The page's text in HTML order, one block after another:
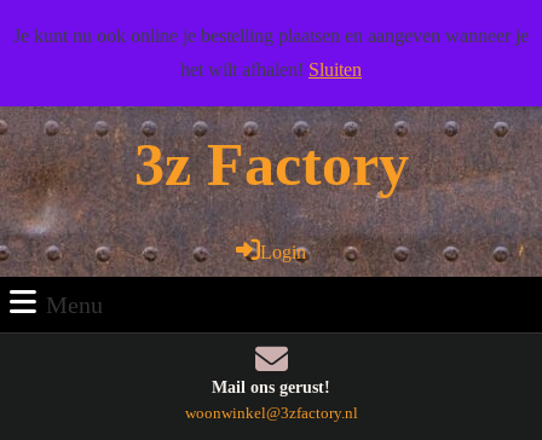
naar
Wij wensen u veel woonplezier toe!
Facebook
PinterestRSS Twitter
3z Factory
LoginLogin
Menu
Mail ons gerust!
woonwinkel@3zfactory.nlE-
Je kunt nu ook online je bestelling plaatsen en aangeven wanneer je
het wilt afhalen! Sluiten